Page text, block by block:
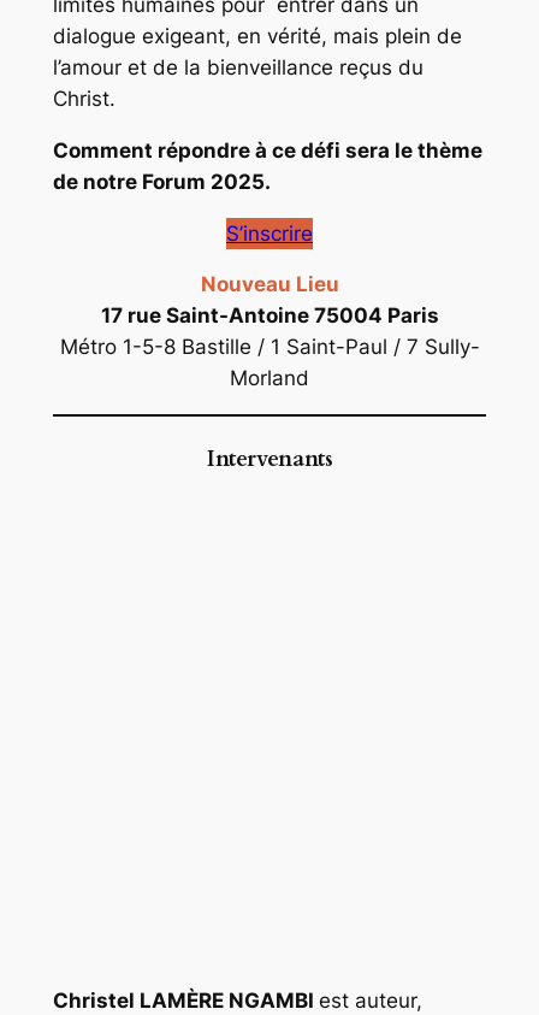
limites humaines pour entrer dans un
dialogue exigeant, en vérité, mais plein de
l’amour et de la bienveillance reçus du
Christ.
Comment répondre à ce défi sera le thème
de notre Forum 2025.
S’inscrire
Nouveau Lieu
17 rue Saint-Antoine 75004 Paris
Métro 1-5-8 Bastille / 1 Saint-Paul / 7 Sully-
Morland
Intervenants
Christel LAMÈRE NGAMBI est auteur,